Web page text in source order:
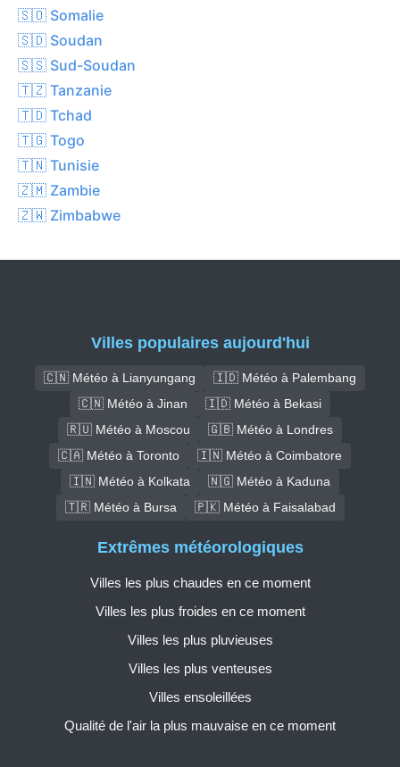
🇸🇴 Somalie
🇸🇩 Soudan
🇸🇸 Sud-Soudan
🇹🇿 Tanzanie
🇹🇩 Tchad
🇹🇬 Togo
🇹🇳 Tunisie
🇿🇲 Zambie
🇿🇼 Zimbabwe
Villes populaires aujourd'hui
🇨🇳 Météo à Lianyungang
🇮🇩 Météo à Palembang
🇨🇳 Météo à Jinan
🇮🇩 Météo à Bekasi
🇷🇺 Météo à Moscou
🇬🇧 Météo à Londres
🇨🇦 Météo à Toronto
🇮🇳 Météo à Coimbatore
🇮🇳 Météo à Kolkata
🇳🇬 Météo à Kaduna
🇹🇷 Météo à Bursa
🇵🇰 Météo à Faisalabad
Extrêmes météorologiques
Villes les plus chaudes en ce moment
Villes les plus froides en ce moment
Villes les plus pluvieuses
Villes les plus venteuses
Villes ensoleillées
Qualité de l'air la plus mauvaise en ce moment